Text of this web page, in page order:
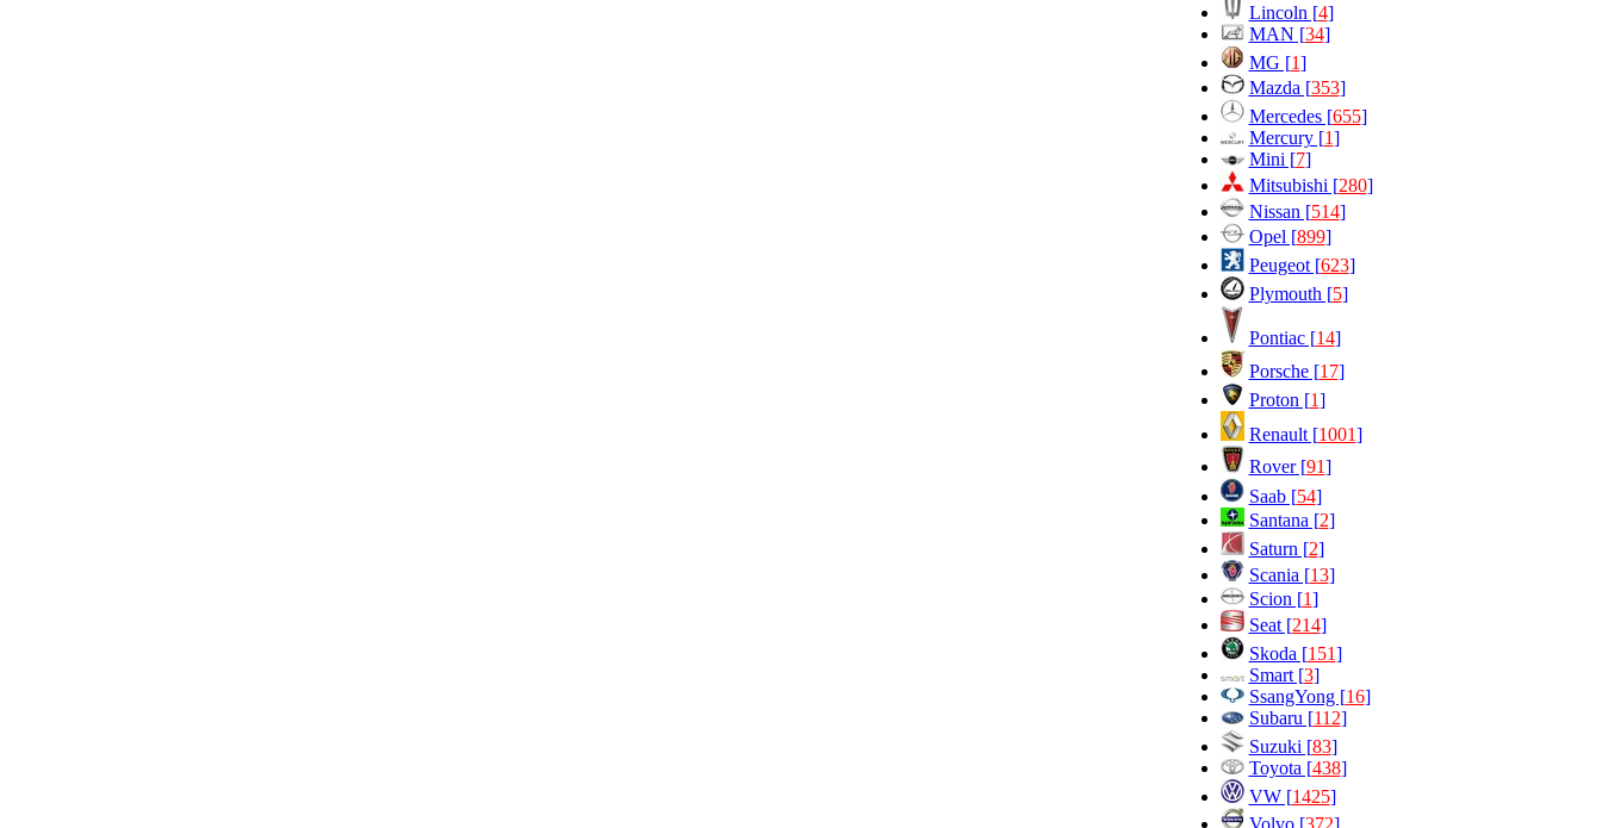
Lincoln [4]
MAN [34]
MG [1]
Mazda [353]
Mercedes [655]
Mercury [1]
Mini [7]
Mitsubishi [280]
Nissan [514]
Opel [899]
Peugeot [623]
Plymouth [5]
Pontiac [14]
Porsche [17]
Proton [1]
Renault [1001]
Rover [91]
Saab [54]
Santana [2]
Saturn [2]
Scania [13]
Scion [1]
Seat [214]
Skoda [151]
Smart [3]
SsangYong [16]
Subaru [112]
Suzuki [83]
Toyota [438]
VW [1425]
Volvo [372]